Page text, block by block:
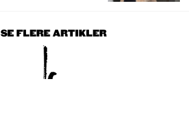
SE FLERE ARTIKLER